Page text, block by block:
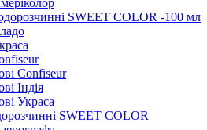
SWEET COLOR -100 мл
Confiseur
Індія
Украса
SWEET COLOR